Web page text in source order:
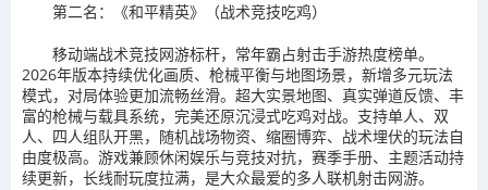
第二名：《和平精英》（战术竞技吃鸡）
移动端战术竞技网游标杆，常年霸占射击手游热度榜单。
2026年版本持续优化画质、枪械平衡与地图场景，新增多元玩法
模式，对局体验更加流畅丝滑。超大实景地图、真实弹道反馈、丰
富的枪械与载具系统，完美还原沉浸式吃鸡对战。支持单人、双
人、四人组队开黑，随机战场物资、缩圈博弈、战术埋伏的玩法自
由度极高。游戏兼顾休闲娱乐与竞技对抗，赛季手册、主题活动持
续更新，长线耐玩度拉满，是大众最爱的多人联机射击网游。